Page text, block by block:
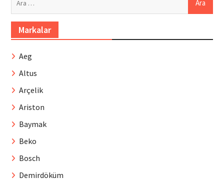
Markalar
Aeg
Altus
Arçelik
Ariston
Baymak
Beko
Bosch
Demirdöküm